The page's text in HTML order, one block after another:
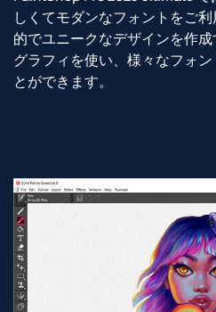
しくてモダンなフォントをご
的でユニークなデザインを作
グラフィを使い、様々なフォ
とができます。